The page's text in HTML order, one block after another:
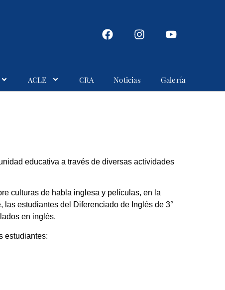
ACLE CRA Noticias Galería
educativa a través de diversas actividades
culturas de habla inglesa y películas, en la
las estudiantes del Diferenciado de Inglés de 3°
en inglés.
estudiantes: